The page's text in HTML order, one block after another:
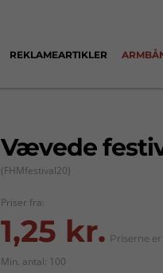
REKLAMEARTIKLER
Vævede
(FHMfestival20)
Priser fra:
1,25 kr. Priserne
Min. antal: 100